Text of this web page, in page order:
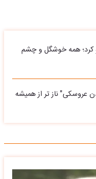
همه خوشگل و چشم
عروسکی" ناز تر از همیشه